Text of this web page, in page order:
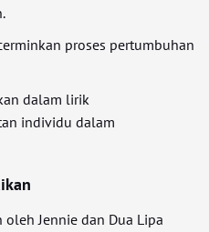
proses pertumbuhan
dalam lirik
individu dalam
Jennie dan Dua Lipa